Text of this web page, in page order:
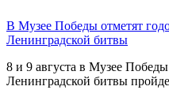
В Музее Победы отметят
Ленинградской битвы
8 и 9 августа в Музее
Ленинградской битвы